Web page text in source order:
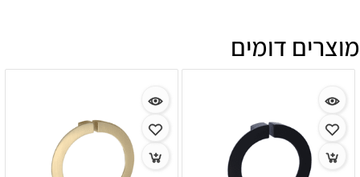
מוצרים דומים